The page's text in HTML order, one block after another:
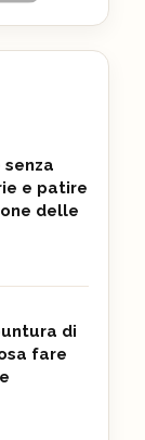
senza
e patire
delle
di
fare